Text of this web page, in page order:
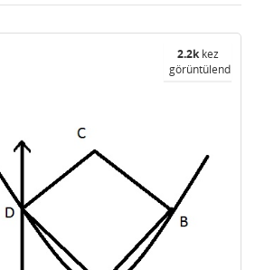
2.2kkez
görüntülendi